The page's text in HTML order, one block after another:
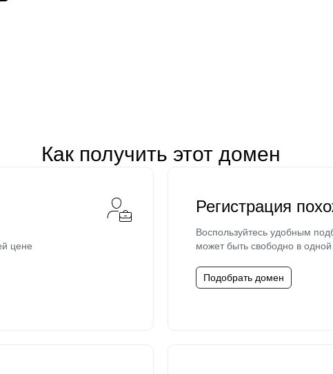
Как получить этот домен
цене
Регистрация
Воспользуйтесь удобным
может быть свободно в
Подобрать домен